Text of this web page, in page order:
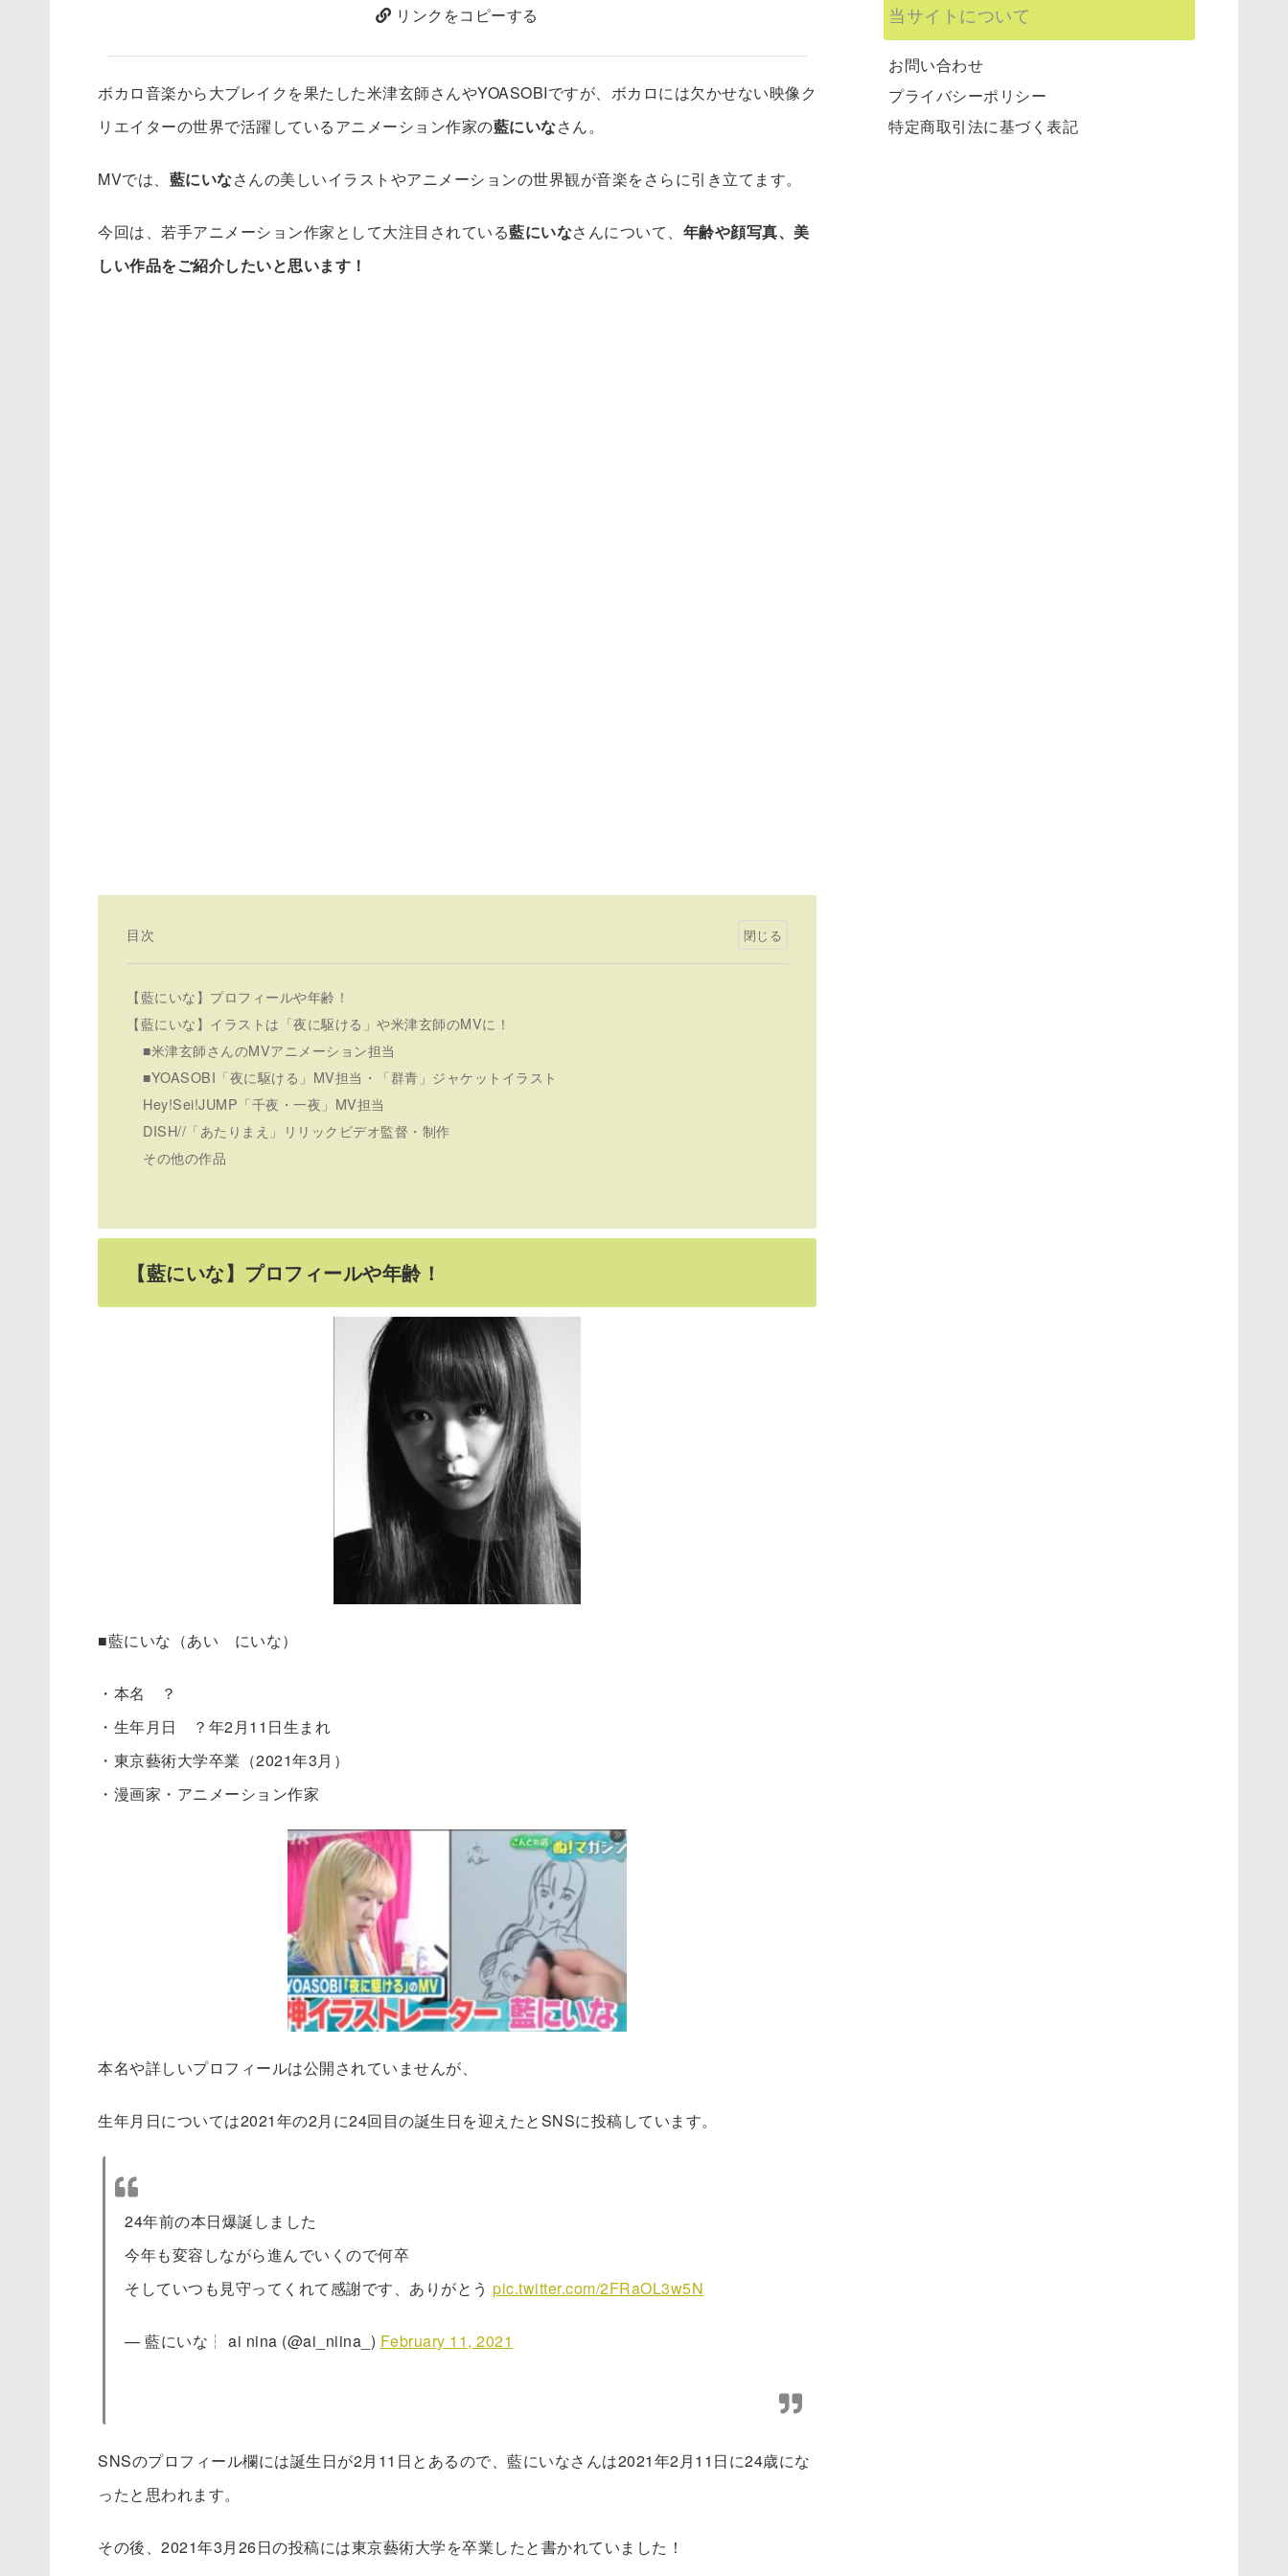
リンクをコピーする
ボカロ音楽から大ブレイクを果たした米津玄師さんやYOASOBIですが、ボカロには欠かせない映像ク
リエイターの世界で活躍しているアニメーション作家の藍にいなさん。
MVでは、 藍にいなさんの美しいイラストやアニメーションの世界観が音楽をさらに引き立てます。
今回は、若手アニメーション作家として大注目されている藍にいなさんについて、 年齢や顔写真、美
しい作品をご紹介したいと思います！
目次
【藍にいな】プロフィールや年齢！
【藍にいな】イラストは「夜に駆ける」や米津玄師のMVに！
■米津玄師さんのMVアニメーション担当
■YOASOBI「夜に駆ける」MV担当・「群青」ジャケットイラスト
Hey!Sei!JUMP「千夜・一夜」MV担当
DISH//「あたりまえ」リリックビデオ監督・制作
その他の作品
【藍にいな】プロフィールや年齢！
■藍にいな（あい にいな）
・本名 ？
・生年月日 ？年2月11日生まれ
・東京藝術大学卒業（2021年3月）
・漫画家・アニメーション作家
本名や詳しいプロフィールは公開されていませんが、
生年月日については2021年の2月に24回目の誕生日を迎えたとSNSに投稿しています。
24年前の本日爆誕しました
今年も変容しながら進んでいくので何卒
そしていつも見守ってくれて感謝です、ありがとう pic.twitter.com/2FRaOL3w5N
— 藍にいな┆ ai nina (@ai_niina_) February 11, 2021
SNSのプロフィール欄には誕生日が2月11日とあるので、藍にいなさんは2021年2月11日に24歳にな
ったと思われます。
その後、2021年3月26日の投稿には東京藝術大学を卒業したと書かれていました！
当サイトについて
お問い合わせ
プライバシーポリシー
特定商取引法に基づく表記